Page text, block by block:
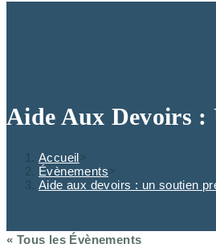
Aide Aux Devoirs :
Accueil>
Évènements>
Aide aux devoirs : un soutien
« Tous les Évènements